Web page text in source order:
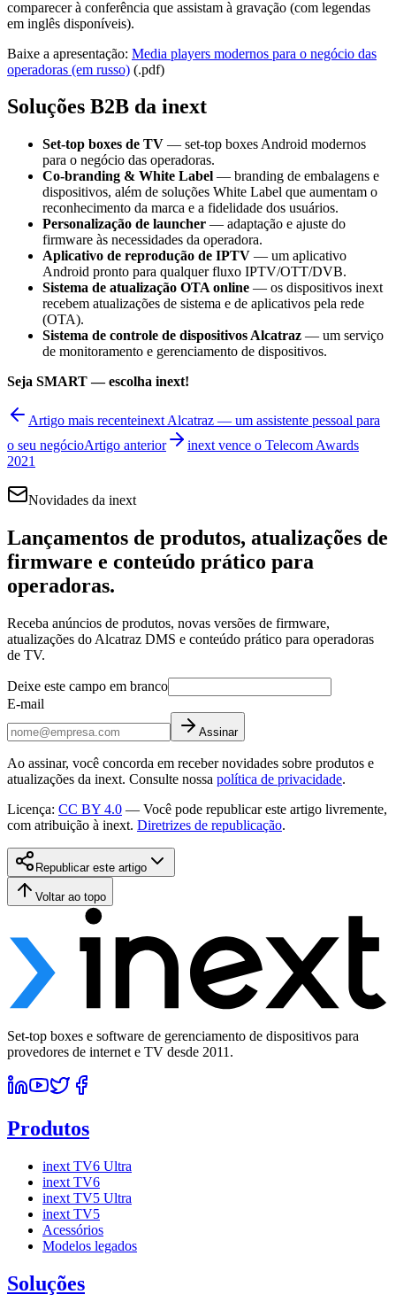
comparecer à conferência que assistam à gravação (com legendas
em inglês disponíveis).
Baixe a apresentação: Media players modernos para o negócio das
operadoras (em russo) (.pdf)
Soluções B2B da inext
Set-top boxes de TV — set-top boxes Android modernos
para o negócio das operadoras.
Co-branding & White Label — branding de embalagens e
dispositivos, além de soluções White Label que aumentam o
reconhecimento da marca e a fidelidade dos usuários.
Personalização de launcher — adaptação e ajuste do
firmware às necessidades da operadora.
Aplicativo de reprodução de IPTV — um aplicativo
Android pronto para qualquer fluxo IPTV/OTT/DVB.
Sistema de atualização OTA online — os dispositivos inext
recebem atualizações de sistema e de aplicativos pela rede
(OTA).
Sistema de controle de dispositivos Alcatraz — um serviço
de monitoramento e gerenciamento de dispositivos.
Seja SMART — escolha inext!
Artigo mais recenteinext Alcatraz — um assistente pessoal para
o seu negócioArtigo anterior
inext vence o Telecom Awards
2021
Novidades da inext
Lançamentos de produtos, atualizações de
firmware e conteúdo prático para
operadoras.
Receba anúncios de produtos, novas versões de firmware,
atualizações do Alcatraz DMS e conteúdo prático para operadoras
de TV.
Deixe este campo em branco
E-mail
Assinar
Ao assinar, você concorda em receber novidades sobre produtos e
atualizações da inext. Consulte nossa política de privacidade.
Licença: CC BY 4.0 — Você pode republicar este artigo livremente,
com atribuição à inext. Diretrizes de republicação.
Republicar este artigo
Voltar ao topo
Set-top boxes e software de gerenciamento de dispositivos para
provedores de internet e TV desde 2011.
Produtos
inext TV6 Ultra
inext TV6
inext TV5 Ultra
inext TV5
Acessórios
Modelos legados
Soluções